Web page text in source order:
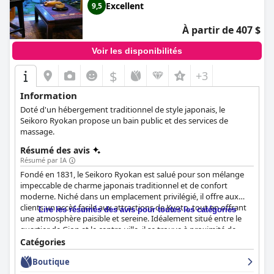
9,5 Excellent
À partir de 407 $
Voir les disponibilités
$ +3
Information
Doté d'un hébergement traditionnel de style japonais, le
Seikoro Ryokan propose un bain public et des services de
massage.
Résumé des avis
Résumé par IA
Fondé en 1831, le Seikoro Ryokan est salué pour son mélange
impeccable de charme japonais traditionnel et de confort
moderne. Niché dans un emplacement privilégié, il offre aux
clients un accès facile aux attractions de Kyoto, tout en offrant
une atmosphère paisible et sereine. Idéalement situé entre le
quartier de Gion et le centre-ville, il se trouve à proximité de
divers magasins, restaurants et sites touristiques importants, ce
qui en fait un point de départ idéal pour explorer le riche
patrimoine de Kyoto.
Lire les résumés des avis pour toutes les catégories
Catégories
Boutique